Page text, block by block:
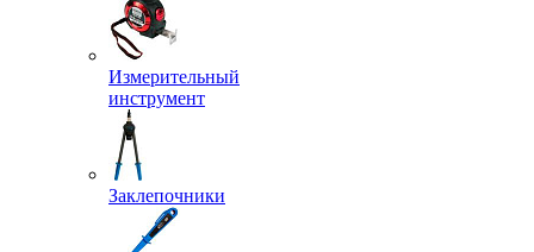
Измерительный
инструмент
Заклепочники